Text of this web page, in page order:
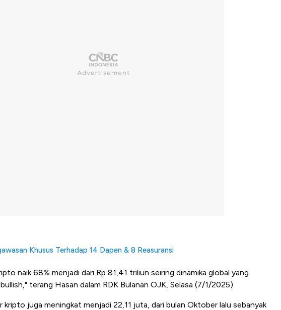
Khusus Terhadap 14 Dapen & 8 Reasuransi
naik 68% menjadi dari Rp 81,41 triliun seiring dinamika global yang
terang Hasan dalam RDK Bulanan OJK, Selasa (7/1/2025).
juga meningkat menjadi 22,11 juta, dari bulan Oktober lalu sebanyak